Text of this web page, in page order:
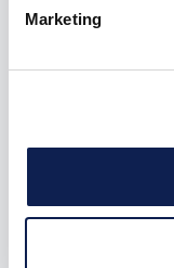
Marketing
2 BMX Redline
4 BMX Redline